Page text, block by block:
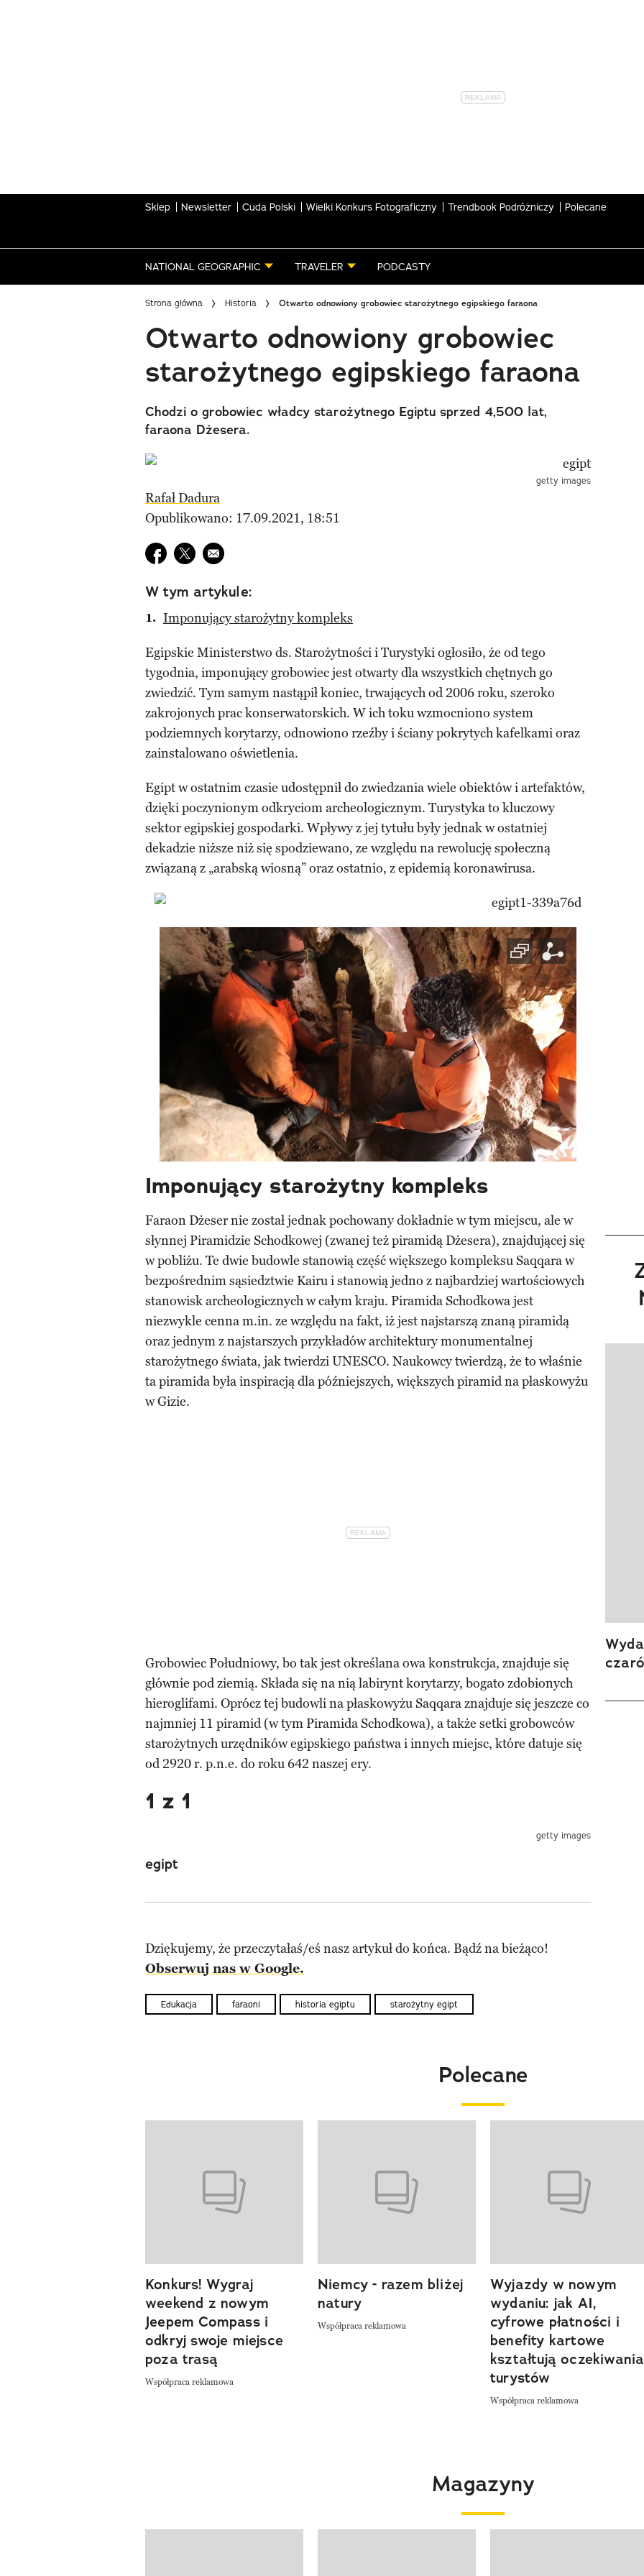
Sklep Newsletter Cuda Polski Wielki Konkurs Fotograficzny Trendbook Podróżniczy Polecane
NATIONAL GEOGRAPHIC TRAVELER PODCASTY
Strona główna Historia Otwarto odnowiony grobowiec starożytnego egipskiego faraona
Otwarto odnowiony grobowiec
starożytnego egipskiego faraona
Chodzi o grobowiec władcy starożytnego Egiptu sprzed 4,500 lat,
faraona Dżesera.
getty images
Rafał Dadura
Opublikowano: 17.09.2021, 18:51
Udostępnij na facebook
Udostępnij na twitter
E-mail do przyjaciela
W tym artykule:
Imponujący starożytny kompleks
Egipskie Ministerstwo ds. Starożytności i Turystyki ogłosiło, że od tego
tygodnia, imponujący grobowiec jest otwarty dla wszystkich chętnych go
zwiedzić. Tym samym nastąpił koniec, trwających od 2006 roku, szeroko
zakrojonych prac konserwatorskich. W ich toku wzmocniono system
podziemnych korytarzy, odnowiono rzeźby i ściany pokrytych kafelkami oraz
zainstalowano oświetlenia.
Egipt w ostatnim czasie udostępnił do zwiedzania wiele obiektów i artefaktów,
dzięki poczynionym odkryciom archeologicznym. Turystyka to kluczowy
sektor egipskiej gospodarki. Wpływy z jej tytułu były jednak w ostatniej
dekadzie niższe niż się spodziewano, ze względu na rewolucję społeczną
związaną z „arabską wiosną” oraz ostatnio, z epidemią koronawirusa.
Imponujący starożytny kompleks
Faraon Dżeser nie został jednak pochowany dokładnie w tym miejscu, ale w
słynnej Piramidzie Schodkowej (zwanej też piramidą Dżesera), znajdującej się
w pobliżu. Te dwie budowle stanowią część większego kompleksu Saqqara w
bezpośrednim sąsiedztwie Kairu i stanowią jedno z najbardziej wartościowych
stanowisk archeologicznych w całym kraju. Piramida Schodkowa jest
niezwykle cenna m.in. ze względu na fakt, iż jest najstarszą znaną piramidą
oraz jednym z najstarszych przykładów architektury monumentalnej
starożytnego świata, jak twierdzi UNESCO. Naukowcy twierdzą, że to właśnie
ta piramida była inspiracją dla późniejszych, większych piramid na płaskowyżu
w Gizie.
Grobowiec Południowy, bo tak jest określana owa konstrukcja, znajduje się
głównie pod ziemią. Składa się na nią labirynt korytarzy, bogato zdobionych
hieroglifami. Oprócz tej budowli na płaskowyżu Saqqara znajduje się jeszcze co
najmniej 11 piramid (w tym Piramida Schodkowa), a także setki grobowców
starożytnych urzędników egipskiego państwa i innych miejsc, które datuje się
od 2920 r. p.n.e. do roku 642 naszej ery.
1 z 1
getty images
egipt
Dziękujemy, że przeczytałaś/eś nasz artykuł do końca. Bądź na bieżąco!
Obserwuj nas w Google.
Edukacja faraoni historia egiptu starożytny egipt
Polecane
previous element
Konkurs! Wygraj
weekend z nowym
Jeepem Compass i
odkryj swoje miejsce
poza trasą
Współpraca reklamowa
Niemcy - razem bliżej
natury
Współpraca reklamowa
Wyjazdy w nowym
wydaniu: jak AI,
cyfrowe płatności i
benefity kartowe
kształtują oczekiwania
turystów
Współpraca reklamowa
Magazyny